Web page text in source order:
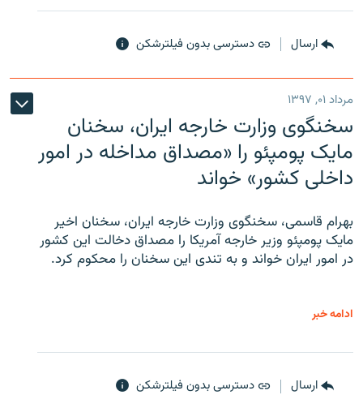
ارسال دسترسی بدون فیلترشکن
مرداد ۰۱, ۱۳۹۷
سخنگوی وزارت خارجه ایران، سخنان
مایک پومپئو را «مصداق مداخله در امور
داخلی کشور» خواند
بهرام قاسمی، سخنگوی وزارت خارجه ایران، سخنان اخیر
مایک پومپئو وزیر خارجه آمریکا را مصداق دخالت این کشور
در امور ایران خواند و به تندی این سخنان را محکوم کرد.
ادامه خبر
ارسال دسترسی بدون فیلترشکن